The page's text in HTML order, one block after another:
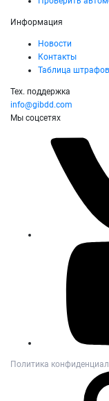
Информация
Новости
Контакты
Таблица штрафов
Тех. поддержка
info@gibdd.com
Мы соцсетях
Политика